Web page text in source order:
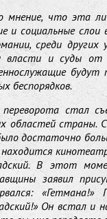
мнение, что эта
и социальные
среди других
власти и суды от
беспорядков.
стал
областей страны.
достаточно
В этот
заявил
Он встал и